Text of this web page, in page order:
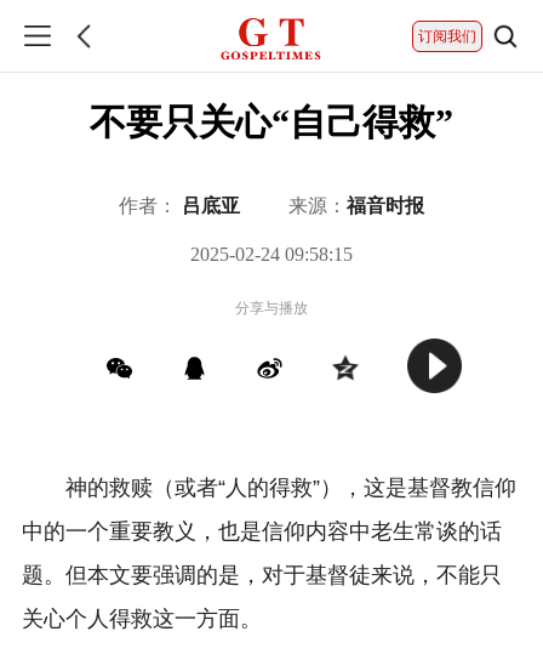
订阅我们
不要只关心“自己得救”
作者： 吕底亚 来源： 福音时报
2025-02-24 09:58:15
分享与播放
神的救赎（或者“人的得救”），这是基督教信仰
中的一个重要教义，也是信仰内容中老生常谈的话
题。但本文要强调的是，对于基督徒来说，不能只
关心个人得救这一方面。